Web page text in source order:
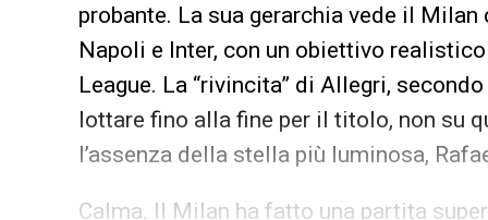
probante. La sua gerarchia vede il
Napoli e Inter, con un obiettivo
League. La “rivincita” di Allegri,
lottare fino alla fine per il titolo, non su
l’assenza della stella più luminosa,
Calma. Il Milan ha fatto una partita